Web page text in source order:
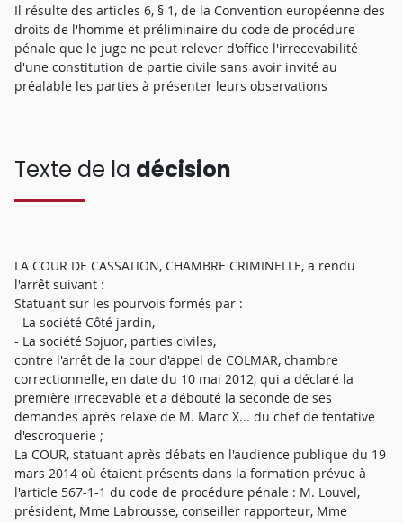
Il résulte des articles 6, § 1, de la Convention européenne des
droits de l'homme et préliminaire du code de procédure
pénale que le juge ne peut relever d'office l'irrecevabilité
d'une constitution de partie civile sans avoir invité au
préalable les parties à présenter leurs observations
Texte de la décision
LA COUR DE CASSATION, CHAMBRE CRIMINELLE, a rendu
l'arrêt suivant :
Statuant sur les pourvois formés par :
- La société Côté jardin,
- La société Sojuor, parties civiles,
contre l'arrêt de la cour d'appel de COLMAR, chambre
correctionnelle, en date du 10 mai 2012, qui a déclaré la
première irrecevable et a débouté la seconde de ses
demandes après relaxe de M. Marc X... du chef de tentative
d'escroquerie ;
La COUR, statuant après débats en l'audience publique du 19
mars 2014 où étaient présents dans la formation prévue à
l'article 567-1-1 du code de procédure pénale : M. Louvel,
président, Mme Labrousse, conseiller rapporteur, Mme